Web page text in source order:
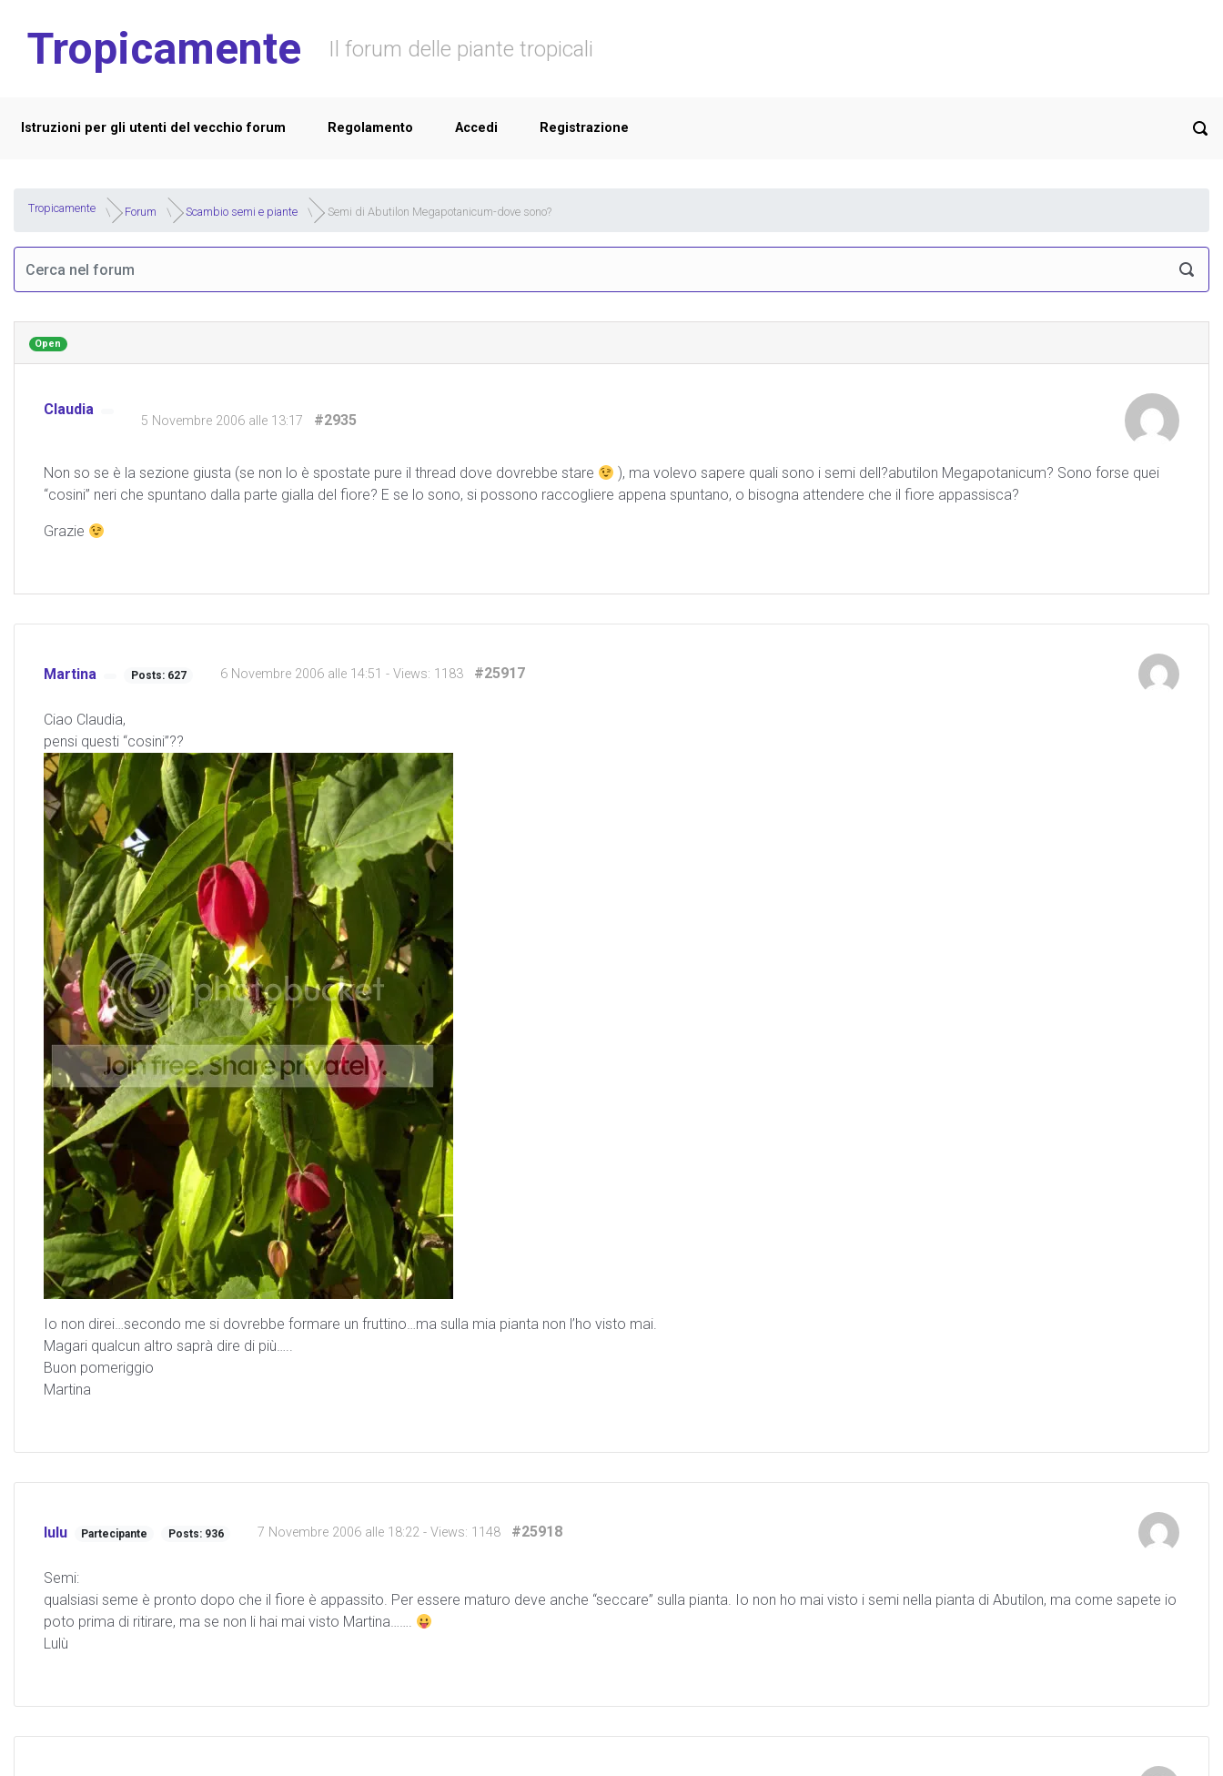
Tropicamente Il forum delle piante tropicali
Istruzioni per gli utenti del vecchio forum Regolamento Accedi Registrazione
Tropicamente Forum Scambio semi e piante Semi di Abutilon Megapotanicum-dove sono?
Open
Claudia
5 Novembre 2006 alle 13:17 #2935
Non so se è la sezione giusta (se non lo è spostate pure il thread dove dovrebbe stare
), ma volevo sapere quali sono i semi dell?abutilon Megapotanicum? Sono forse quei
“cosini” neri che spuntano dalla parte gialla del fiore? E se lo sono, si possono raccogliere appena spuntano, o bisogna attendere che il fiore appassisca?
Grazie
Martina Posts: 627 6 Novembre 2006 alle 14:51 - Views: 1183 #25917
Ciao Claudia,
pensi questi “cosini”??
Io non direi…secondo me si dovrebbe formare un fruttino…ma sulla mia pianta non l’ho visto mai.
Magari qualcun altro saprà dire di più…..
Buon pomeriggio
Martina
lulu Partecipante Posts: 936 7 Novembre 2006 alle 18:22- Views: 1148 #25918
Semi:
qualsiasi seme è pronto dopo che il fiore è appassito. Per essere maturo deve anche “seccare” sulla pianta. Io non ho mai visto i semi nella pianta di Abutilon, ma come sapete io
poto prima di ritirare, ma se non li hai mai visto Martina…….
Lulù